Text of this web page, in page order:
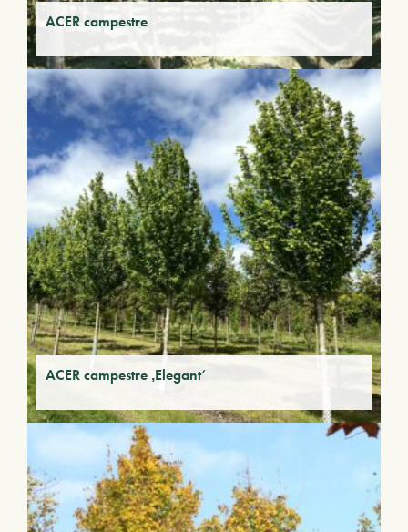
ACER campestre
ACER campestre ‚Elegant‘